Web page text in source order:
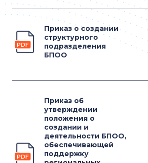
Приказ о создании
структурного
подразделения
БПОО
Приказ об
утверждении
положения о
создании и
деятельности БПОО,
обеспечивающей
поддержку